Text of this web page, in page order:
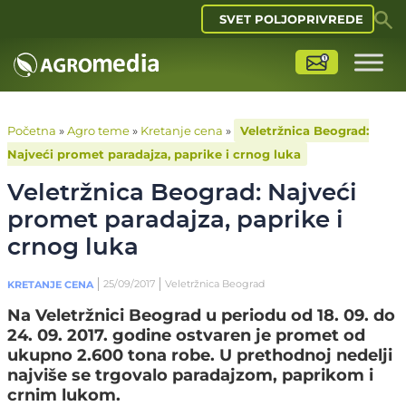
SVET POLJOPRIVREDE
Početna »Agro teme» Kretanje cena »
Veletržnica Beograd:
Najveći promet paradajza, paprike i crnog luka
Veletržnica Beograd: Najveći
promet paradajza, paprike i
crnog luka
KRETANJE CENA 25/09/2017 Veletržnica Beograd
Na Veletržnici Beograd u periodu od 18. 09. do
24. 09. 2017. godine ostvaren je promet od
ukupno 2.600 tona robe. U prethodnoj nedelji
najviše se trgovalo paradajzom, paprikom i
crnim lukom.